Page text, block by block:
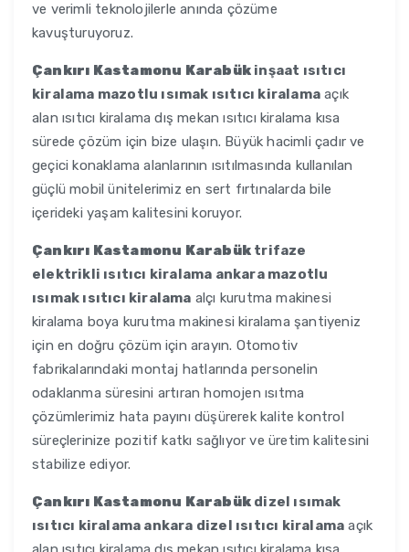
ve verimli teknolojilerle anında çözüme
kavuşturuyoruz.
Çankırı Kastamonu Karabük inşaat ısıtıcı
kiralama mazotlu ısımak ısıtıcı kiralama açık
alan ısıtıcı kiralama dış mekan ısıtıcı kiralama kısa
sürede çözüm için bize ulaşın. Büyük hacimli çadır ve
geçici konaklama alanlarının ısıtılmasında kullanılan
güçlü mobil ünitelerimiz en sert fırtınalarda bile
içerideki yaşam kalitesini koruyor.
Çankırı Kastamonu Karabük trifaze
elektrikli ısıtıcı kiralama ankara mazotlu
ısımak ısıtıcı kiralama alçı kurutma makinesi
kiralama boya kurutma makinesi kiralama şantiyeniz
için en doğru çözüm için arayın. Otomotiv
fabrikalarındaki montaj hatlarında personelin
odaklanma süresini artıran homojen ısıtma
çözümlerimiz hata payını düşürerek kalite kontrol
süreçlerinize pozitif katkı sağlıyor ve üretim kalitesini
stabilize ediyor.
Çankırı Kastamonu Karabük dizel ısımak
ısıtıcı kiralama ankara dizel ısıtıcı kiralama açık